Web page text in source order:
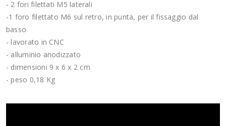
- 2 fori filettati M5 laterali
-1 foro filettato M6 sul retro, in punta, per il fissaggio dal
basso
- lavorato in CNC
- alluminio anodizzato
- dimensioni 9 x 6 x 2 cm
- peso 0,18 Kg